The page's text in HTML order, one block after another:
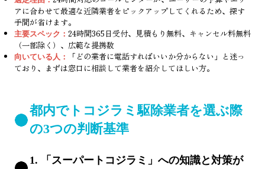
アに合わせて最適な近隣業者をピックアップしてくれるため、探す
手間が省けます。
主要スペック： 24時間365日受付、見積もり無料、キャンセル料無料
（一部除く）、広範な提携数
向いている人：
「どの業者に電話すればいいか分からない」と迷っ
ており、まずは窓口に相談して業者を紹介してほしい方。
都内でトコジラミ駆除業者を選ぶ際
の3つの判断基準
1. 「スーパートコジラミ」への知識と対策が